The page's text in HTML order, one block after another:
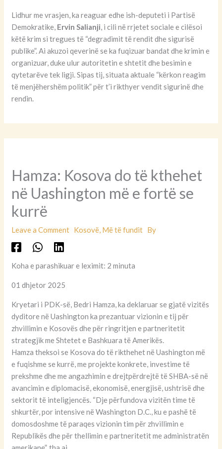
Lidhur me vrasjen, ka reaguar edhe ish-deputeti i Partisë
Demokratike, Ervin Salianji, i cili në rrjetet sociale e cilësoi
këtë krim si tregues të “degradimit të rendit dhe sigurisë
publike”. Ai akuzoi qeverinë se ka fuqizuar bandat dhe krimin e
organizuar, duke ulur autoritetin e shtetit dhe besimin e
qytetarëve tek ligji. Sipas tij, situata aktuale “kërkon reagim
të menjëhershëm politik” për t’i rikthyer vendit sigurinë dhe
rendin.
Hamza: Kosova do të kthehet
në Uashington më e fortë se
kurrë
Leave a Comment Kosovë, Më të fundit By
Koha e parashikuar e leximit: 2 minuta
01 dhjetor 2025
Kryetari i PDK-së, Bedri Hamza, ka deklaruar se gjatë vizitës
dyditore në Uashington ka prezantuar vizionin e tij për
zhvillimin e Kosovës dhe për ringritjen e partneritetit
strategjik me Shtetet e Bashkuara të Amerikës.
Hamza theksoi se Kosova do të rikthehet në Uashington më
e fuqishme se kurrë, me projekte konkrete, investime të
prekshme dhe me angazhimin e drejtpërdrejtë të SHBA-së në
avancimin e diplomacisë, ekonomisë, energjisë, ushtrisë dhe
sektorit të inteligjencës. “Dje përfundova vizitën time të
shkurtër, por intensive në Washington D.C., ku e pashë të
domosdoshme të paraqes vizionin tim për zhvillimin e
Republikës dhe për thellimin e partneritetit me administratën